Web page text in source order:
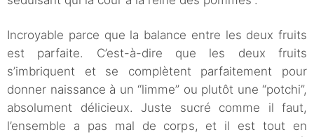
Incroyable parce que la balance entre les deux fruits
est parfaite. C’est-à-dire que les deux fruits
s’imbriquent et se complètent parfaitement pour
donner naissance à un “limme” ou plutôt une “potchi”,
absolument délicieux. Juste sucré comme il faut,
l’ensemble a pas mal de corps, et il est tout en